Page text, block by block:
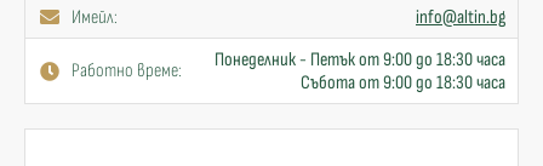
Имейл:
info@altin.bg
Работно време:
Понеделник - Петък от 9:00 до 18:30 часа
Събота от 9:00 до 18:30 часа